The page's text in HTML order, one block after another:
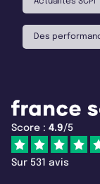
Des
Score : 4.9/5
Sur 531 avis